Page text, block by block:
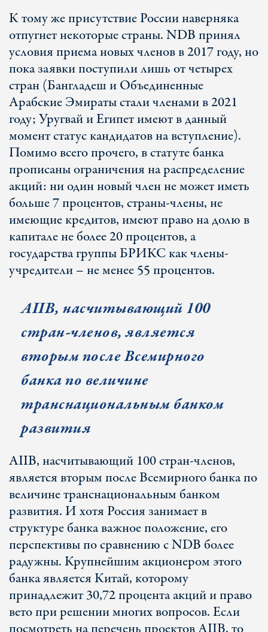
К тому же присутствие России наверняка
отпугнет некоторые страны. NDB принял
условия приема новых членов в 2017 году, но
пока заявки поступили лишь от четырех
стран (Бангладеш и Объединенные
Арабские Эмираты стали членами в 2021
году; Уругвай и Египет имеют в данный
момент статус кандидатов на вступление).
Помимо всего прочего, в статуте банка
прописаны ограничения на распределение
акций: ни один новый член не может иметь
больше 7 процентов, страны-члены, не
имеющие кредитов, имеют право на долю в
капитале не более 20 процентов, а
государства группы БРИКС как члены-
учредители – не менее 55 процентов.
AIIB, насчитывающий 100
стран-членов, является
вторым после Всемирного
банка по величине
транснациональным банком
развития
AIIB, насчитывающий 100 стран-членов,
является вторым после Всемирного банка по
величине транснациональным банком
развития. И хотя Россия занимает в
структуре банка важное положение, его
перспективы по сравнению с NDB более
радужны. Крупнейшим акционером этого
банка является Китай, которому
принадлежит 30,72 процента акций и право
вето при решении многих вопросов. Если